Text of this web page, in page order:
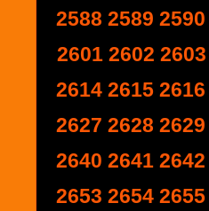
2588 2589 2590
2601 2602 2603
2614 2615 2616
2627 2628 2629
2640 2641 2642
2653 2654 2655